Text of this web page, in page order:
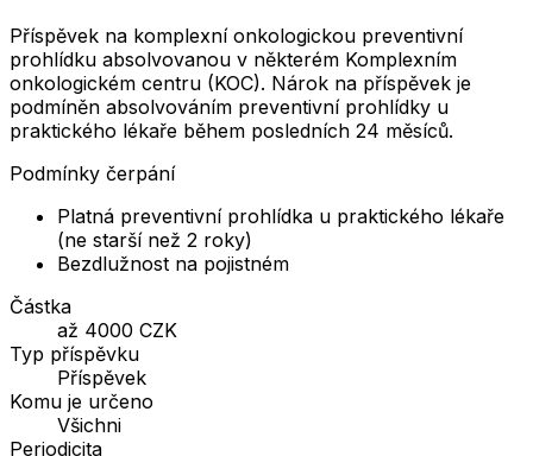
Příspěvek na komplexní onkologickou preventivní
prohlídku absolvovanou v některém Komplexním
onkologickém centru (KOC). Nárok na příspěvek je
podmíněn absolvováním preventivní prohlídky u
praktického lékaře během posledních 24 měsíců.
Podmínky čerpání
Platná preventivní prohlídka u praktického lékaře
(ne starší než 2 roky)
Bezdlužnost na pojistném
Částka
až 4000 CZK
Typ příspěvku
Příspěvek
Komu je určeno
Všichni
Periodicita